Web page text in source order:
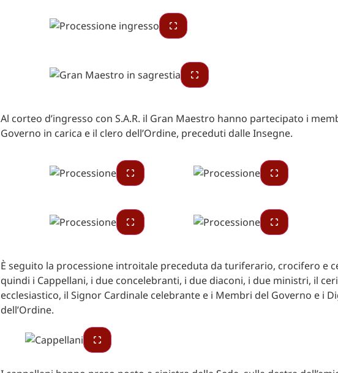
Al corteo d’ingresso con S.A.R. il Gran Maestro hanno partecipato i
Governo in carica e il clero dell’Ordine, preceduti dalle Insegne.
È seguito la processione introitale preceduta da turiferario, crocifero e
quindi i Cappellani, i due concelebranti, i due diaconi, i due ministri, il
ecclesiastico, il Signor Cardinale celebrante e i Membri del Governo e i
dell’Ordine.